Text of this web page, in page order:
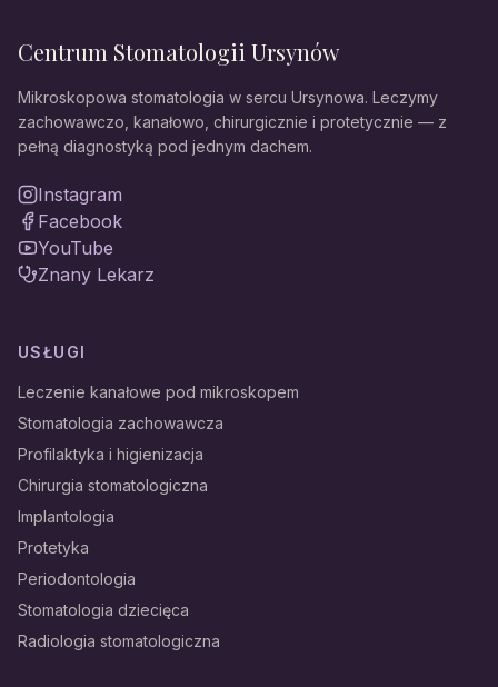
Centrum Stomatologii Ursynów
Mikroskopowa stomatologia w sercu Ursynowa. Leczymy
zachowawczo, kanałowo, chirurgicznie i protetycznie — z
pełną diagnostyką pod jednym dachem.
Instagram
Facebook
YouTube
Znany Lekarz
USŁUGI
Leczenie kanałowe pod mikroskopem
Stomatologia zachowawcza
Profilaktyka i higienizacja
Chirurgia stomatologiczna
Implantologia
Protetyka
Periodontologia
Stomatologia dziecięca
Radiologia stomatologiczna